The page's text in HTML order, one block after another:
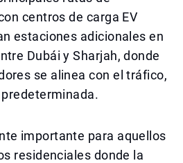
centros de carga EV
estaciones adicionales en
Dubái y Sharjah, donde
se alinea con el tráfico,
importante para aquellos
residenciales donde la